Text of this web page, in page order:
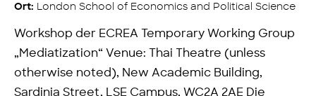
Ort: London School of Economics and Political Science
Workshop der ECREA Temporary Working Group
„Mediatization“ Venue: Thai Theatre (unless
otherwise noted), New Academic Building,
Sardinia Street, LSE Campus, WC2A 2AE Die